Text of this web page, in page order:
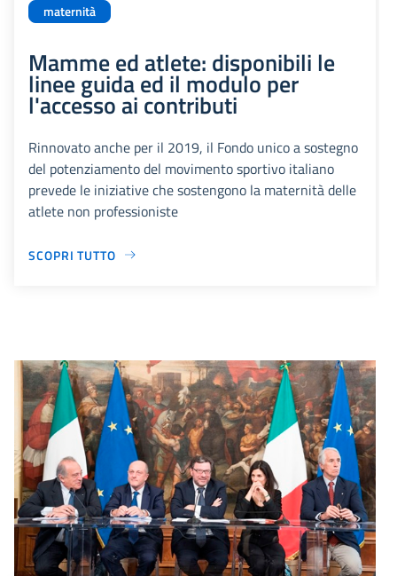
maternità
Mamme ed atlete: disponibili le
linee guida ed il modulo per
l'accesso ai contributi
Rinnovato anche per il 2019, il Fondo unico a sostegno
del potenziamento del movimento sportivo italiano
prevede le iniziative che sostengono la maternità delle
atlete non professioniste
SCOPRI TUTTO